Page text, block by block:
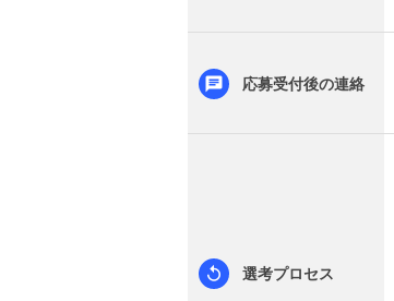
応募受付後の連絡
選考プロセス